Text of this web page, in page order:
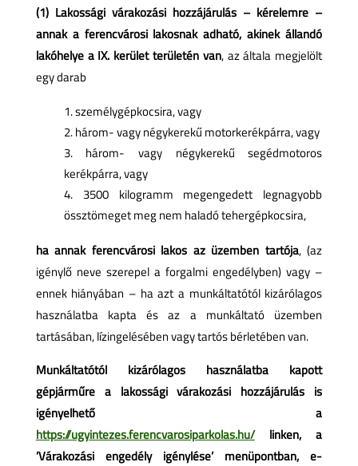
(1) Lakossági várakozási hozzájárulás – kérelemre –
annak a ferencvárosi lakosnak adható, akinek állandó
lakóhelye a IX. kerület területén van, az általa megjelölt
egy darab
személygépkocsira, vagy
három- vagy négykerekű motorkerékpárra, vagy
három- vagy négykerekű segédmotoros
kerékpárra, vagy
3500 kilogramm megengedett legnagyobb
össztömeget meg nem haladó tehergépkocsira,
ha annak ferencvárosi lakos az üzemben tartója, (az
igénylő neve szerepel a forgalmi engedélyben) vagy –
ennek hiányában – ha azt a munkáltatótól kizárólagos
használatba kapta és az a munkáltató üzemben
tartásában, lízingelésében vagy tartós bérletében van.
Munkáltatótól kizárólagos használatba kapott
gépjárműre a lakossági várakozási hozzájárulás is
igényelhető a
https://ugyintezes.ferencvarosiparkolas.hu/linken, a
’Várakozási engedély igénylése’ menüpontban, e-